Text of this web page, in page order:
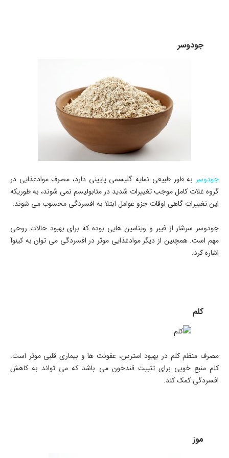
جودوسر
جودوسر به طور طبیعی نمایه گلیسمی پایینی دارد، مصرف موادغذایی در
گروه غلات کامل موجب تغییرات شدید در متابولیسم نمی شوند، به طوریکه
این تغییرات گاهی اوقات جزو عوامل ابتلا به افسردگی محسوب می شوند.
جودوسر سرشار از فیبر و ویتامین هایی بوده که برای بهبود حالات روحی
مهم است. همچنین از دیگر موادغذایی موثر در افسردگی می توان به کینوآ
اشاره کرد.
کلم
مصرف منظم کلم در بهبود استرس، عفونت ها و بیماری قلبی موثر است.
کلم منبع خوبی برای تثبیت قندخون می باشد که می تواند به کاهش
افسردگی کمک کند.
موز